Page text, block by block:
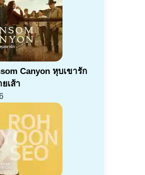
Canyon หุบเขารัก
เส้า